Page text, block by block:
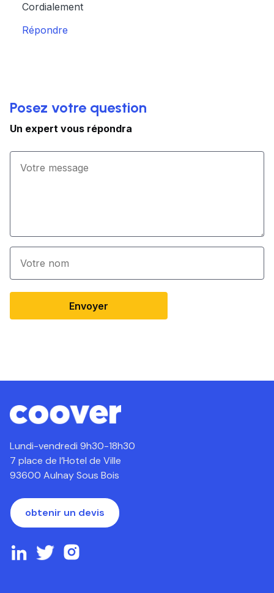
Cordialement
Répondre
Posez votre question
Un expert vous répondra
Envoyer
Lundi-vendredi 9h30-18h30
7 place de l’Hotel de Ville
93600 Aulnay Sous Bois
obtenir un devis